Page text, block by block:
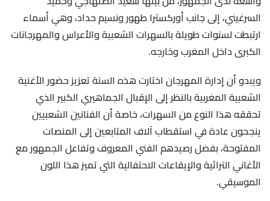
السرغيني، إلى جانب أوركسترا طهور ونسيم حداد، وهي أسماء
ارتبطت لسنوات طويلة بالسهرات الشعبية والأعراس والمهرجانات
الكبرى داخل المغرب وخارجه.
ويبدو أن إدارة المهرجان اختارت هذه السنة تعزيز حضور الأغنية
الشعبية المغربية بالنظر إلى الإقبال الجماهيري الكبير الذي
تحققه هذا النوع من السهرات، خاصة أن الفنانين الشعبيين
ينجحون عادة في استقطاب آلاف المتابعين إلى المنصات
المفتوحة، بفضل رصيدهم الفني المعروف وتفاعل الجمهور مع
الأغاني التراثية والإيقاعات الاحتفالية التي تميز هذا اللون
الموسيقي.